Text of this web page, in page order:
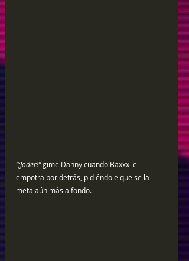
“¡Joder!” gime Danny cuando Baxxx le
empotra por detrás, pidiéndole que se la
meta aún más a fondo.